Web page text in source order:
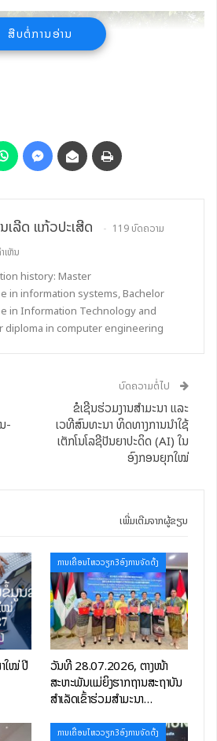
ສືບຕໍ່ການອ່ານ
ເລີດ ແກ້ວປະເສີດ
119 ບົດຄວາມ
ເຫັນ
history: Master
in information systems, Bachelor
in Information Technology and
diploma in computer engineering
-
ບົດຄວາມຕໍ່ໄປ
ຂໍເຊີນຮ່ວມງານສຳມະນາ ແລະ
ເວທີສົນທະນາ ທິດທາງການນຳໃຊ້
ເຕັກໂນໂລຊີປັນຍາປະດິດ (AI) ໃນ
ອົງກອນຍຸກໃໝ່
ເພີ່ມເຕີມຈາກຜູ້ຂຽນ
ໃໝ່ ປີ
ການເຄື່ອນໄຫວວຽກ3ອົງການຈັດຕັ້ງ
ວັນທີ 28.07.2026, ຕາງໜ້າ
ສະຫະພັນແມ່ຍິງຮາກຖານສະຖາບັນ
ສຳເລັດເຂົ້າຮ່ວມສຳມະນາ…
ການເຄື່ອນໄຫວວຽກ3ອົງການຈັດຕັ້ງ